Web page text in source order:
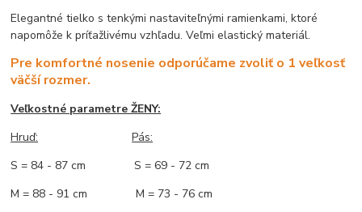
Elegantné tielko s tenkými nastaviteľnými ramienkami, ktoré
napomôže k príťažlivému vzhľadu. Veľmi elastický materiál.
Pre komfortné nosenie odporúčame zvoliť o 1 veľkosť
väčší rozmer.
Veľkostné parametre ŽENY:
Hruď:
Pás:
S = 84 - 87 cm S = 69 - 72 cm
M = 88 - 91 cm M = 73 - 76 cm